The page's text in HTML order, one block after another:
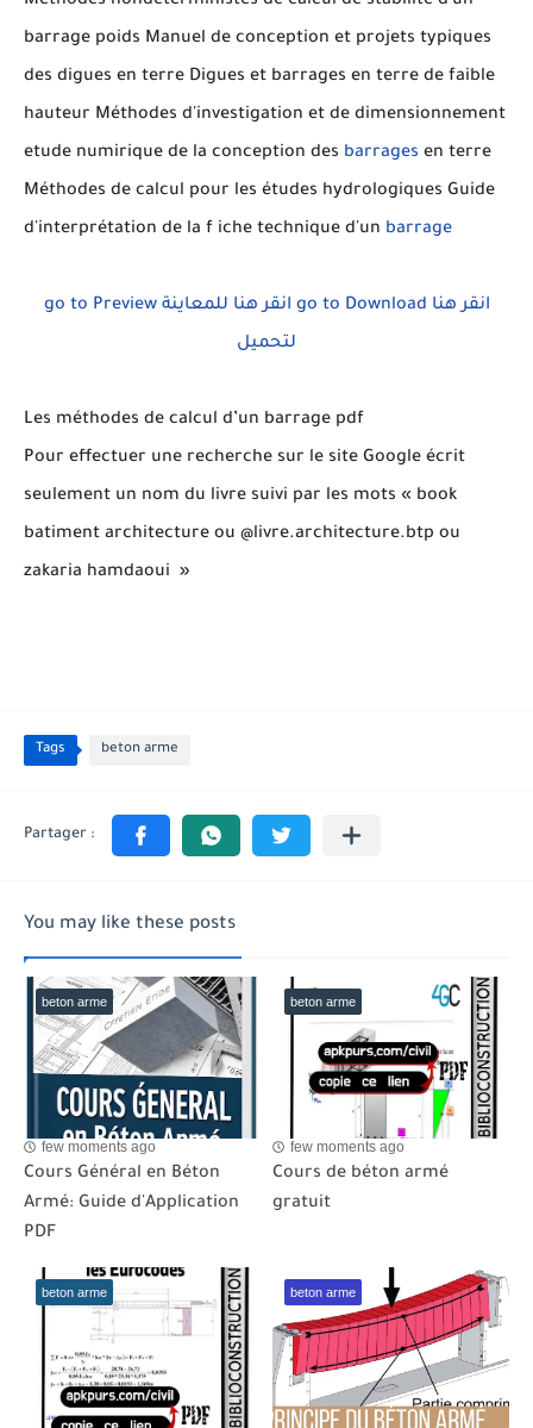
barrage poids Manuel de conception et projets typiques
des digues en terre Digues et barrages en terre de faible
hauteur Méthodes d'investigation et de dimensionnement
etude numirique de la conception des barrages en terre
Méthodes de calcul pour les études hydrologiques Guide
d'interprétation de la f iche technique d'un barrage
go to Preview انقر هنا للمعاينة go to Download انقر هنا
لتحميل
Les méthodes de calcul d’un barrage pdf
Pour effectuer une recherche sur le site Google écrit
seulement un nom du livre suivi par les mots « book
batiment architecture ou @livre.architecture.btp ou
zakaria hamdaoui »
Tags beton arme
You may like these posts
beton arme
few moments ago
Cours Général en Béton
Armé: Guide d'Application
PDF
beton arme
few moments ago
Cours de béton armé
gratuit
beton arme beton arme